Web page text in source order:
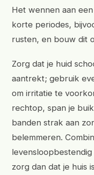
Het wennen aan
korte periodes,
rusten, en bouw dit
Zorg dat je huid
aantrekt; gebruik
om irritatie te
rechtop, span je
banden strak aan
belemmeren.
zorg dan dat je huis